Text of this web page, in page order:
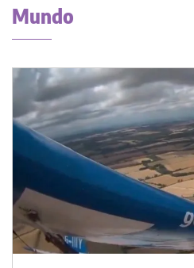
Mundo